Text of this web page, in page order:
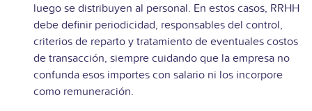
luego se distribuyen al personal. En estos casos, RRHH
debe definir periodicidad, responsables del control,
criterios de reparto y tratamiento de eventuales costos
de transacción, siempre cuidando que la empresa no
confunda esos importes con salario ni los incorpore
como remuneración.